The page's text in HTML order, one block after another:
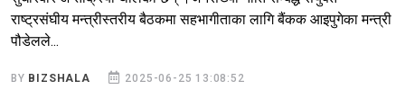
राष्ट्रसंघीय मन्त्रीस्तरीय बैठकमा सहभागीताका लागि बैंकक आइपुगेका मन्त्री
पौडेलले...
BY BIZSHALA 2025-06-25 13:08:52